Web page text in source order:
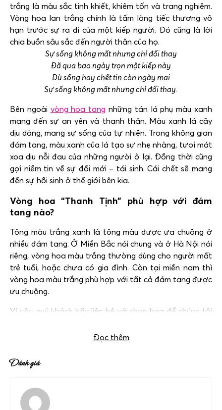
trắng là màu sắc tinh khiết, khiêm tốn và trang nghiêm.
Vòng hoa lan trắng chính là tấm lòng tiếc thương vô
hạn trước sự ra đi của một kiếp người. Đó cũng là lời
chia buồn sâu sắc đến người thân của họ.
Sự sống không mất nhưng chỉ đổi thay
Đã qua bao ngày trọn một kiếp này
Dù sống hay chết tin còn ngày mai
Sự sống không mất nhưng chỉ đổi thay.
Bên ngoài vòng hoa tang những tán lá phụ màu xanh
mang đến sự an yên và thanh thản. Màu xanh lá cây
dịu dàng, mang sự sống của tự nhiên. Trong không gian
đám tang, màu xanh của lá tạo sự nhẹ nhàng, tươi mát
xoa dịu nỗi đau của những người ở lại. Đồng thời cũng
gợi niềm tin về sự đổi mới – tái sinh. Cái chết sẽ mang
đến sự hồi sinh ở thế giới bên kia.
Vòng hoa “Thanh Tịnh” phù hợp với đám
tang nào?
Tông màu trắng xanh là tông màu được ưa chuộng ở
nhiều đám tang. Ở Miền Bắc nói chung và ở Hà Nội nói
riêng, vòng hoa màu trắng thường dùng cho người mất
trẻ tuổi, hoặc chưa có gia đình. Còn tại miền nam thì
vòng hoa màu trắng phù hợp với tất cả đám tang được
ưu chuộng.
Vì vậy, quý khách hãy liên hệ với shop hoa để chúng tôi
Đọc thêm
Đánh giá